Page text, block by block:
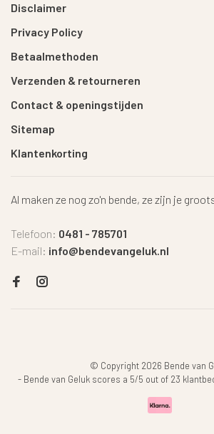
Disclaimer
Privacy Policy
Betaalmethoden
Verzenden & retourneren
Contact & openingstijden
Sitemap
Klantenkorting
Al maken ze nog zo'n bende, ze zijn je
Telefoon: 0481 - 785701
E-mail: info@bendevangeluk.nl
© Copyright 2026 Bende van
- Bende van Geluk scores a 5/5 out of 23